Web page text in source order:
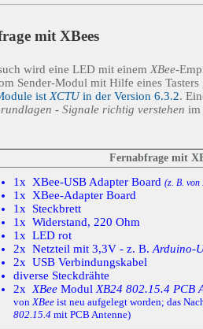
mit XBees
wird eine LED mit einemXBee-
Sender-Modul mit Hilfe eines Tasters
istXCTUin der Version 6.3.2.
- Signale richtig verstehen
Fernabfrage mit
1x XBee-USB Adapter Board (z. B.
1x XBee-Adapter Board
1x Steckbrett
1x Widerstand, 220 Ohm
1x LED rot
2x Netzteil mit 3,3V - z. B. Arduino-
2x USB Verbindungskabel
diverse Steckdrähte
2x XBeeModul XB24 802.15.4 PCB
von XBeeist neu aufgelegt worden; das
802.15.4mit PCB Antenne)